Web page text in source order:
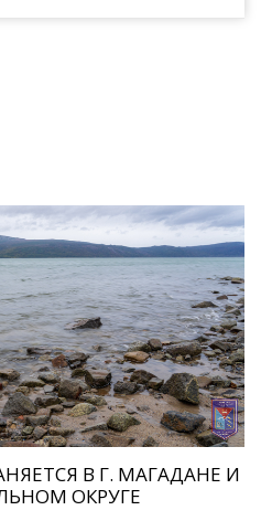
В Г. МАГАДАНЕ И
ОКРУГЕ